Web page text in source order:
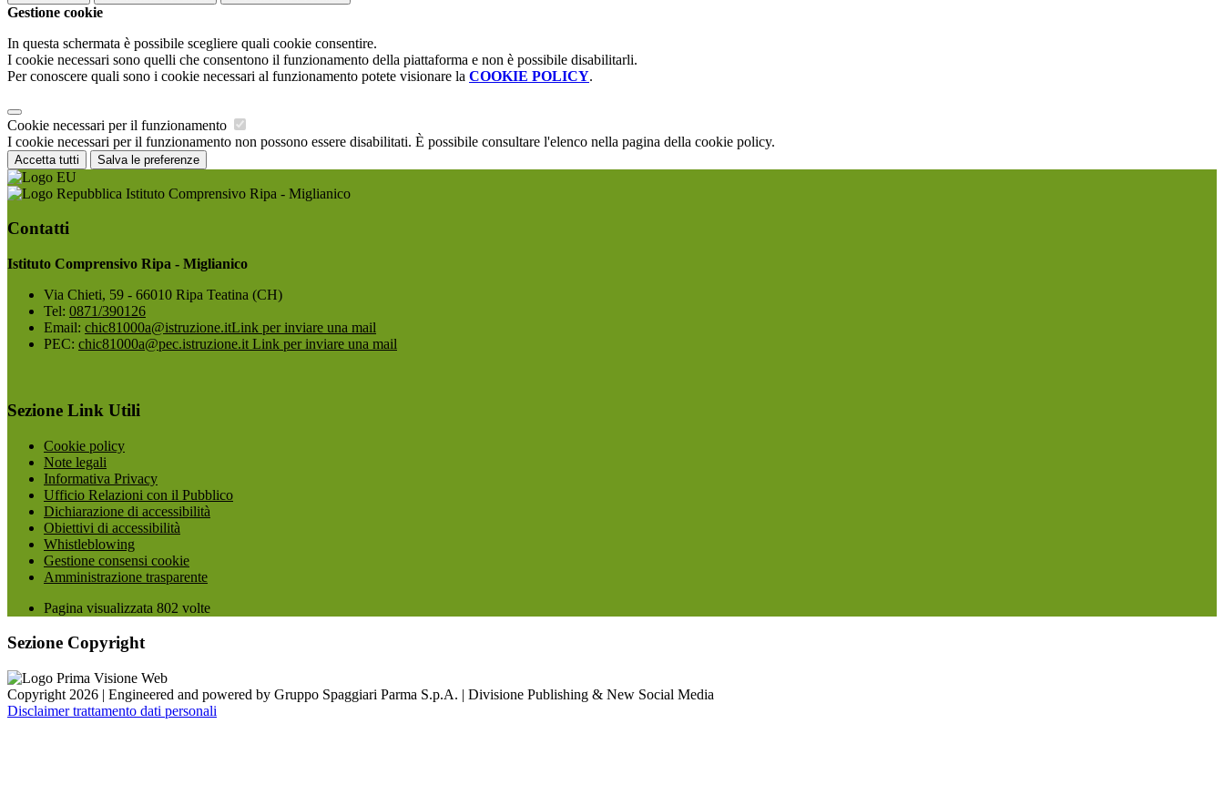
Gestione cookie
In questa schermata è possibile scegliere quali cookie consentire.
I cookie necessari sono quelli che consentono il funzionamento della piattaforma e non è possibile disabilitarli.
Per conoscere quali sono i cookie necessari al funzionamento potete visionare la COOKIE POLICY.
Cookie necessari per il funzionamento
I cookie necessari per il funzionamento non possono essere disabilitati. È possibile consultare l'elenco nella pagina della cookie policy.
Accetta tutti Salva le preferenze
Istituto Comprensivo Ripa - Miglianico
Contatti
Istituto Comprensivo Ripa - Miglianico
Via Chieti, 59 - 66010 Ripa Teatina (CH)
Tel: 0871/390126
Email: chic81000a@istruzione.itLink per inviare una mail
PEC: chic81000a@pec.istruzione.it Link per inviare una mail
Sezione Link Utili
Cookie policy
Note legali
Informativa Privacy
Ufficio Relazioni con il Pubblico
Dichiarazione di accessibilità
Obiettivi di accessibilità
Whistleblowing
Gestione consensi cookie
Amministrazione trasparente
Pagina visualizzata 802 volte
Sezione Copyright
Copyright 2026 | Engineered and powered by Gruppo Spaggiari Parma S.p.A. | Divisione Publishing & New Social Media
Disclaimer trattamento dati personali